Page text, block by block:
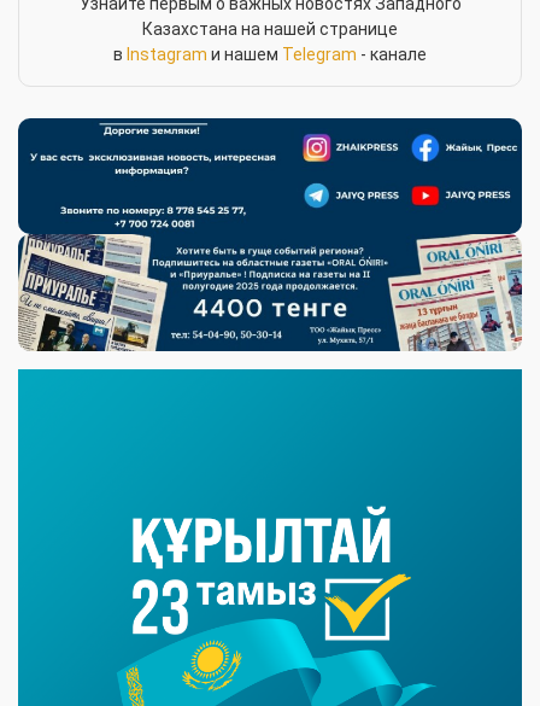
Казахстана на нашей странице
в Instagram и нашем Telegram - канале